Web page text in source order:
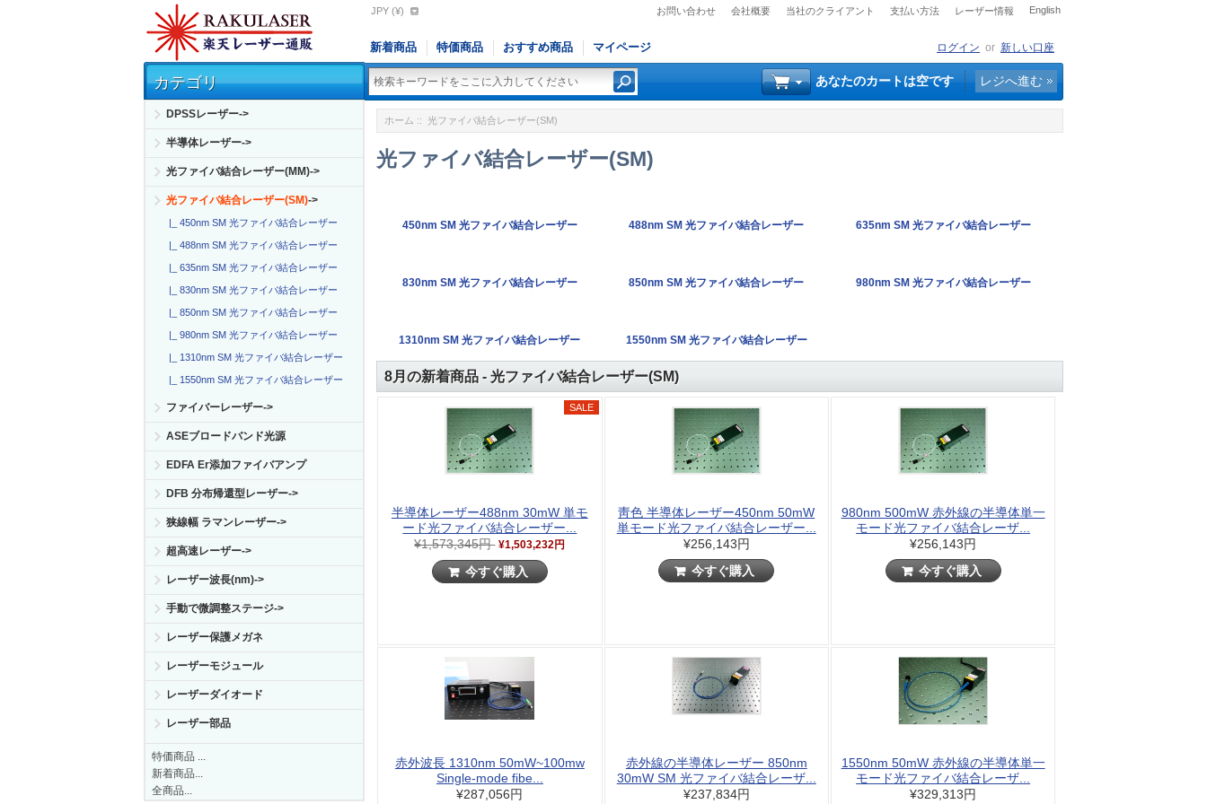
お問い合わせ 会社概要 当社のクライアント 支払い方法 レーザー情報 English
JPY (¥)
新着商品 特価商品 おすすめ商品 マイページ ログイン or 新しい口座
あなたのカートは空です レジへ進む
カテゴリ
DPSSレーザー->
半導体レーザー->
光ファイバ結合レーザー(MM)->
光ファイバ結合レーザー(SM)->
|_ 450nm SM 光ファイバ結合レーザー
|_ 488nm SM 光ファイバ結合レーザー
|_ 635nm SM 光ファイバ結合レーザー
|_ 830nm SM 光ファイバ結合レーザー
|_ 850nm SM 光ファイバ結合レーザー
|_ 980nm SM 光ファイバ結合レーザー
|_ 1310nm SM 光ファイバ結合レーザー
|_ 1550nm SM 光ファイバ結合レーザー
ファイバーレーザー->
ASEブロードバンド光源
EDFA Er添加ファイバアンプ
DFB 分布帰還型レーザー->
狭線幅 ラマンレーザー->
超高速レーザー->
レーザー波長(nm)->
手動で微調整ステージ->
レーザー保護メガネ
レーザーモジュール
レーザーダイオード
レーザー部品
特価商品 ...
新着商品...
全商品...
ホーム :: 光ファイバ結合レーザー(SM)
光ファイバ結合レーザー(SM)
450nm SM 光ファイバ結合レーザー 488nm SM 光ファイバ結合レーザー 635nm SM 光ファイバ結合レーザー
830nm SM 光ファイバ結合レーザー 850nm SM 光ファイバ結合レーザー 980nm SM 光ファイバ結合レーザー
1310nm SM 光ファイバ結合レーザー 1550nm SM 光ファイバ結合レーザー
8月の新着商品 - 光ファイバ結合レーザー(SM)
半導体レーザー488nm 30mW 単モ
ード光ファイバ結合レーザー...
¥1,573,345円 ¥1,503,232円
今すぐ購入
靑色 半導体レーザー450nm 50mW
単モード光ファイバ結合レーザー...
¥256,143円
今すぐ購入
980nm 500mW 赤外線の半導体単一
モード光ファイバ結合レーザ...
¥256,143円
今すぐ購入
赤外波長 1310nm 50mW~100mw
Single-mode fibe...
¥287,056円
赤外線の半導体レーザー 850nm
30mW SM 光ファイバ結合レーザ...
¥237,834円
1550nm 50mW 赤外線の半導体単一
モード光ファイバ結合レーザ...
¥329,313円